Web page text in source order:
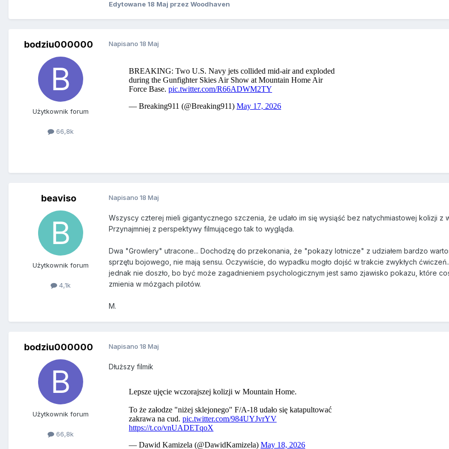
Edytowane 18 Maj przez Woodhaven
bodziu000000
Użytkownik forum
66,8k
Napisano 18 Maj
beaviso
Użytkownik forum
4,1k
Napisano 18 Maj
Wszyscy czterej mieli gigantycznego szczenia, że udało im się wysiąść bez natychmiastowej kolizji z
Przynajmniej z perspektywy filmującego tak to wygląda.
Dwa "Growlery" utracone... Dochodzę do przekonania, że "pokazy lotnicze" z udziałem bardzo
sprzętu bojowego, nie mają sensu. Oczywiście, do wypadku mogło dojść w trakcie zwykłych
jednak nie doszło, bo być może zagadnieniem psychologicznym jest samo zjawisko pokazu, które
zmienia w mózgach pilotów.
M.
bodziu000000
Użytkownik forum
66,8k
Napisano 18 Maj
Dłuższy filmik